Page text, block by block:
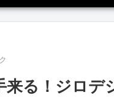
る！ジロデ